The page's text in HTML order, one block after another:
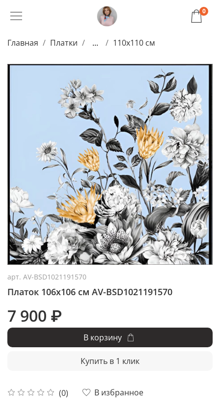
0
Главная Платки ... 110x110 см
арт. AV-BSD1021191570
Платок 106x106 см AV-BSD1021191570
(0) В избранное
7 900 ₽
В корзину
Купить в 1 клик